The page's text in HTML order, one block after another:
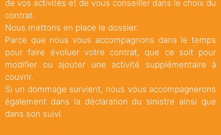
de vos activités et de vous conseiller dans le choix du
contrat.
Nous mettons en place le dossier.
Parce que nous vous accompagnons dans le temps
pour faire évoluer votre contrat, que ce soit pour
modifier ou ajouter une activité supplémentaire à
couvrir.
Si un dommage survient, nous vous accompagnerons
également dans la déclaration du sinistre ainsi que
dans son suivi.